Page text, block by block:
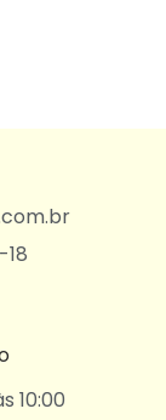
18
10:00